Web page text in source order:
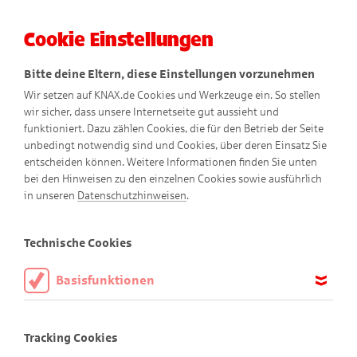
KNAX-Welt
Cookie Einstellungen
Bitte deine Eltern, diese Einstellungen vorzunehmen
Wir setzen auf KNAX.de Cookies und Werkzeuge ein. So stellen
wir sicher, dass unsere Internetseite gut aussieht und
funktioniert. Dazu zählen Cookies, die für den Betrieb der Seite
unbedingt notwendig sind und Cookies, über deren Einsatz Sie
entscheiden können. Weitere Informationen finden Sie unten
bei den Hinweisen zu den einzelnen Cookies sowie ausführlich
in unseren Datenschutzhinweisen.
Technische Cookies
Basisfunktionen
aktiviert sein.
Tracking Cookies